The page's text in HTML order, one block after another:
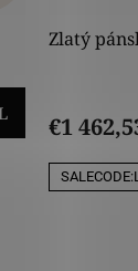
Zlatý
€1